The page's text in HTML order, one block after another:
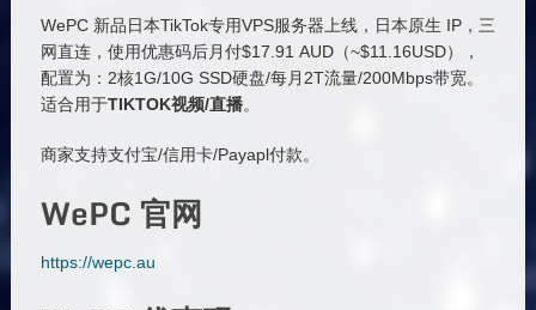
WePC 新品日本TikTok专用VPS服务器上线，日本原生 IP，三
网直连，使用优惠码后月付$17.91 AUD（~$11.16USD），
配置为：2核1G/10G SSD硬盘/每月2T流量/200Mbps带宽。
适合用于TIKTOK视频/直播。
商家支持支付宝/信用卡/Payapl付款。
WePC 官网
https://wepc.au